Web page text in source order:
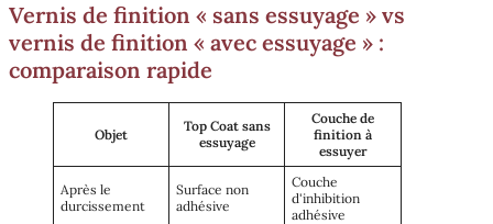
Vernis de finition « sans essuyage » vs
vernis de finition « avec essuyage » :
comparaison rapide
Objet
Top Coat sans
essuyage
Couche de
finition à
essuyer
Après le
durcissement
Surface non
adhésive
Couche
d'inhibition
adhésive